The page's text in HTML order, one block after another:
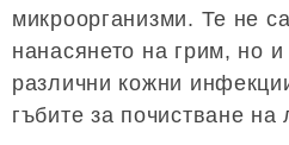
микроорганизми. Те не
нанасянето на грим, но
различни кожни
гъбите за почистване на